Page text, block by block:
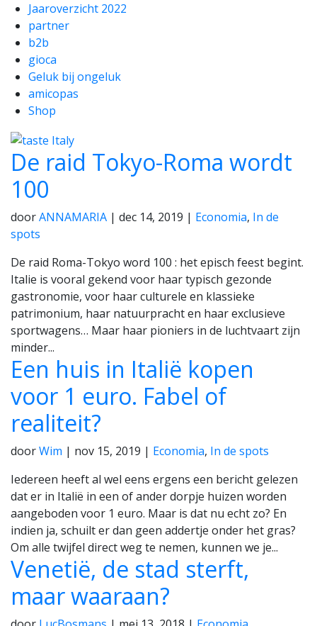
Jaaroverzicht 2022
partner
b2b
gioca
Geluk bij ongeluk
amicopas
Shop
De raid Tokyo-Roma wordt
100
doorANNAMARIA | dec 14, 2019 | Economia, In de
spots
De raid Roma-Tokyo word 100 : het episch feest begint.
Italie is vooral gekend voor haar typisch gezonde
gastronomie, voor haar culturele en klassieke
patrimonium, haar natuurpracht en haar exclusieve
sportwagens… Maar haar pioniers in de luchtvaart zijn
minder...
Een huis in Italië kopen
voor 1 euro. Fabel of
realiteit?
doorWim | nov 15, 2019 | Economia, In de spots
Iedereen heeft al wel eens ergens een bericht gelezen
dat er in Italië in een of ander dorpje huizen worden
aangeboden voor 1 euro. Maar is dat nu echt zo? En
indien ja, schuilt er dan geen addertje onder het gras?
Om alle twijfel direct weg te nemen, kunnen we je...
Venetië, de stad sterft,
maar waaraan?